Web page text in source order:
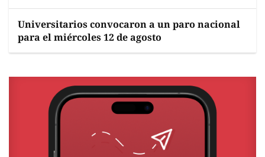
Universitarios convocaron a un paro nacional
para el miércoles 12 de agosto